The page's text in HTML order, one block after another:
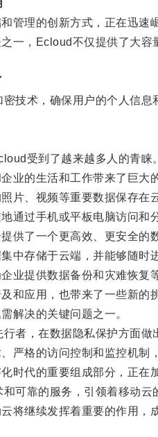
理的创新方式，正在迅速
，Ecloud不仅提供了大容
术，确保用户的个人信息
受到了越来越多人的青睐。
的生活和工作带来了巨大的
、视频等重要数据保存在云
过手机或平板电脑访问和
了一个更高效、更安全的数
存储于云端，并能够随时
提供数据备份和灾难恢复
应用，也带来了一些新的挑
决的关键问题之一。
，在数据隐私保护方面做
格的访问控制和监控机制
代的重要组成部分，正在
靠的服务，引领着移动云
继续发挥着重要的作用，